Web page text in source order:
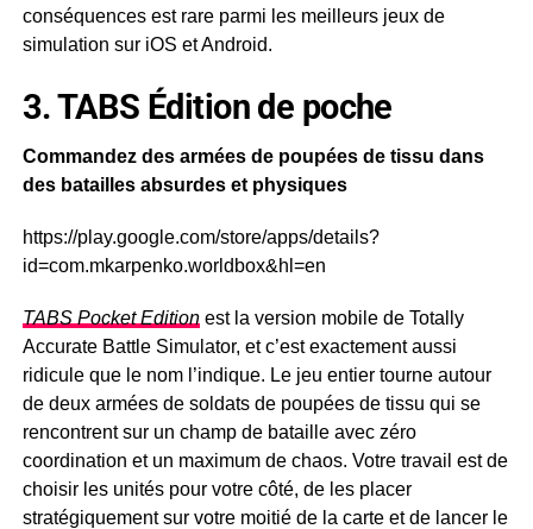
conséquences est rare parmi les meilleurs jeux de
simulation sur iOS et Android.
3. TABS Édition de poche
Commandez des armées de poupées de tissu dans
des batailles absurdes et physiques
https://play.google.com/store/apps/details?
id=com.mkarpenko.worldbox&hl=en
TABS Pocket Editionest la version mobile de Totally
Accurate Battle Simulator, et c’est exactement aussi
ridicule que le nom l’indique. Le jeu entier tourne autour
de deux armées de soldats de poupées de tissu qui se
rencontrent sur un champ de bataille avec zéro
coordination et un maximum de chaos. Votre travail est de
choisir les unités pour votre côté, de les placer
stratégiquement sur votre moitié de la carte et de lancer le